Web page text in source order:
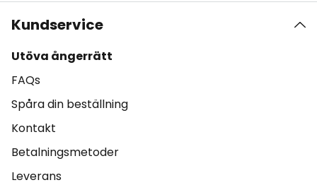
Kundservice
Utöva ångerrätt
FAQs
Spåra din beställning
Kontakt
Betalningsmetoder
Leverans